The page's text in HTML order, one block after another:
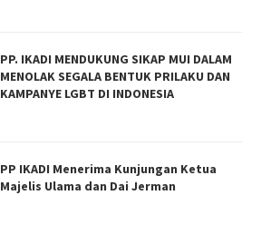
PP. IKADI MENDUKUNG SIKAP MUI DALAM
MENOLAK SEGALA BENTUK PRILAKU DAN
KAMPANYE LGBT DI INDONESIA
PP IKADI Menerima Kunjungan Ketua
Majelis Ulama dan Dai Jerman